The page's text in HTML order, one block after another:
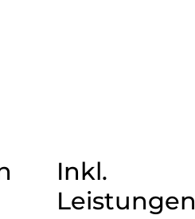
Inkl.
Leistungen